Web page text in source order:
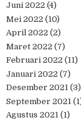
Juni 2022 (4)
Mei 2022 (10)
April 2022 (2)
Maret 2022 (7)
Februari 2022 (11)
Januari 2022 (7)
Desember 2021 (3)
September 2021
Agustus 2021 (1)